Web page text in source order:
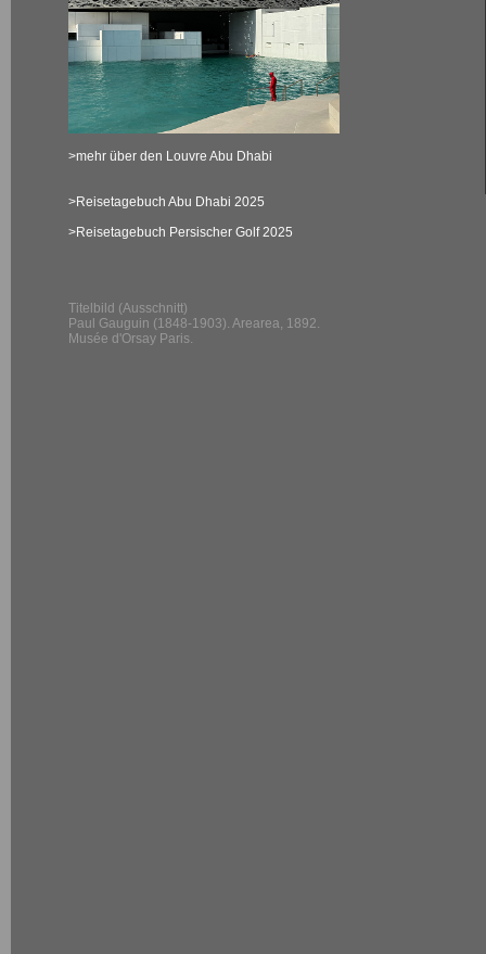
>mehr über den Louvre Abu Dhabi
>Reisetagebuch Abu Dhabi 2025
>Reisetagebuch Persischer Golf 2025
Titelbild (Ausschnitt)
Paul Gauguin (1848-1903). Arearea, 1892.
Musée d'Orsay Paris.